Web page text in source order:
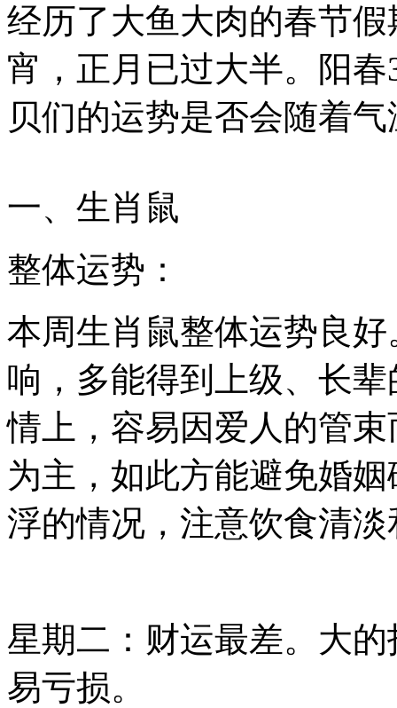
经历了大鱼大肉的春节
宵，正月已过大半。阳
贝们的运势是否会随着
一、生肖鼠
整体运势：
本周生肖鼠整体运势良
响，多能得到上级、长
情上，容易因爱人的管
为主，如此方能避免婚
浮的情况，注意饮食清
星期二：财运最差。大
易亏损。